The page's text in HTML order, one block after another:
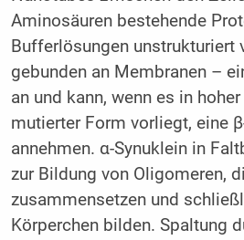
Aminosäuren bestehende
Bufferlösungen unstrukturiert
gebunden an Membranen –
an und kann, wenn es in
mutierter Form vorliegt, eine
annehmen. α-Synu­klein in
zur Bildung von Oligomeren,
zusammensetzen und
Körperchen bilden. Spaltung